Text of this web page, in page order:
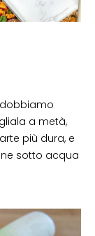
a metà,
più dura, e
sotto acqua